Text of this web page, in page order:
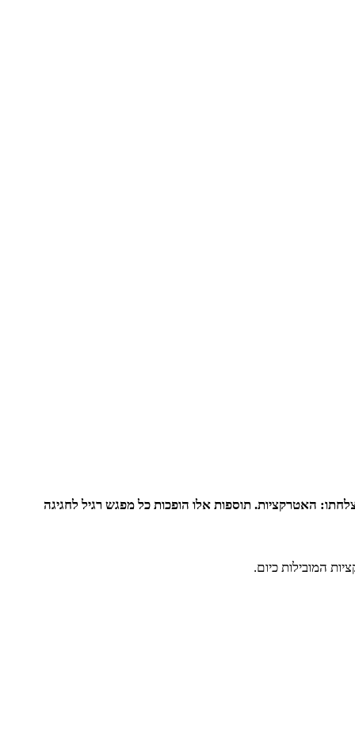
האטרקציות. תוספות אלו הופכות כל מפגש רגיל לחגיגה
המובילות כיום.